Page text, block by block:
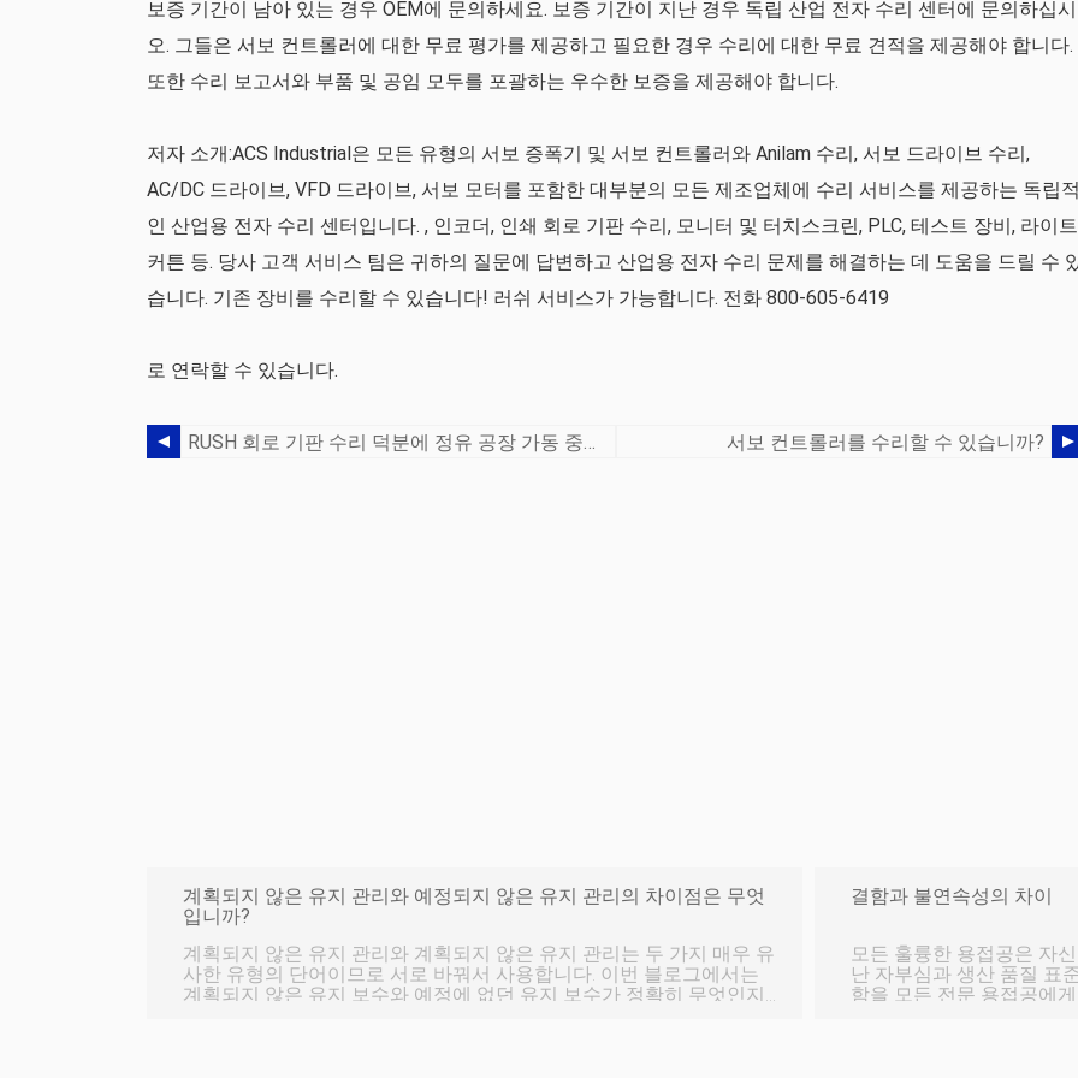
보증 기간이 남아 있는 경우 OEM에 문의하세요. 보증 기간이 지난 경우 독립 산업 전자 수리 센터에 문의하십시
오. 그들은 서보 컨트롤러에 대한 무료 평가를 제공하고 필요한 경우 수리에 대한 무료 견적을 제공해야 합니다.
또한 수리 보고서와 부품 및 공임 모두를 포괄하는 우수한 보증을 제공해야 합니다.
저자 소개:ACS Industrial은 모든 유형의 서보 증폭기 및 서보 컨트롤러와 Anilam 수리, 서보 드라이브 수리,
AC/DC 드라이브, VFD 드라이브, 서보 모터를 포함한 대부분의 모든 제조업체에 수리 서비스를 제공하는 독립
인 산업용 전자 수리 센터입니다. , 인코더, 인쇄 회로 기판 수리, 모니터 및 터치스크린, PLC, 테스트 장비, 라이트
커튼 등. 당사 고객 서비스 팀은 귀하의 질문에 답변하고 산업용 전자 수리 문제를 해결하는 데 도움을 드릴 수
습니다. 기존 장비를 수리할 수 있습니다! 러쉬 서비스가 가능합니다. 전화 800-605-6419
로 연락할 수 있습니다.
RUSH 회로 기판 수리 덕분에 정유 공장 가동 중단 위기를 피했습니다 서보 컨트롤러를 수리할 수 있습니까?
계획되지 않은 유지 관리와 예정되지 않은 유지 관리의 차이점은 무엇
입니까?
계획되지 않은 유지 관리와 계획되지 않은 유지 관리는 두 가지 매우 유
사한 유형의 단어이므로 서로 바꿔서 사용합니다. 이번 블로그에서는
계획되지 않은 유지 보수와 예정에 없던 유지 보수가 정확히 무엇인지
결함과 불연속성의 차이
모든 훌륭한 용접공은 자
난 자부심과 생산 품질 표
함을 모든 전문 용접공에